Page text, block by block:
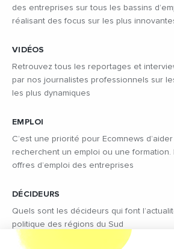
des entreprises sur tous les bassins
réalisant des focus sur les plus
VIDÉOS
Retrouvez tous les reportages et
par nos journalistes professionnels sur
les plus dynamiques
EMPLOI
C’est une priorité pour Ecomnews
recherchent un emploi ou une formation.
offres d’emploi des entreprises
DÉCIDEURS
Quels sont les décideurs qui font
politique des régions du Sud